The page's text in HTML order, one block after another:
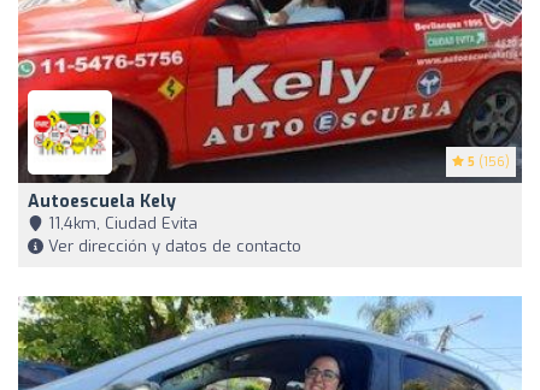
5 (156)
Autoescuela Kely
11,4km, Ciudad Evita
Ver dirección y datos de contacto